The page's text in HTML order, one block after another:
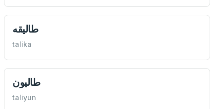
طاليقه
talika
طاليون
taliyun